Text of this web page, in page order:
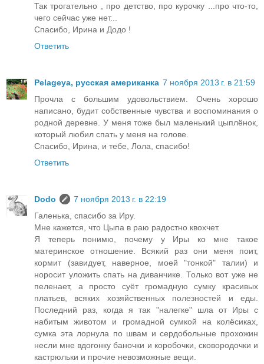
Так трогательно , про детство, про курочку ...про что-то,
чего сейчас уже нет...
Спасибо, Ирина и Додо !
Ответить
Pelageya, русская американка 7 ноября 2013 г. в 21:59
Прочла с большим удовольствием. Очень хорошо
написано, будит собственные чувства и воспоминания о
родной деревне. У меня тоже был маленький цыплёнок,
который любил спать у меня на голове.
Спасибо, Ирина, и тебе, Лола, спасибо!
Ответить
Dodo
7 ноября 2013 г. в 22:19
Галенька, спасибо за Иру.
Мне кажется, что Цыпа в раю радостно квохчет.
Я теперь понимю, почему у Иры ко мне такое
материнское отношение. Всякий раз они меня поит,
кормит (завидует, наверное, моей "тонкой" талии) и
норосит уложить спать на диванчике. Только вот уже не
пеленает, а просто суёт громадную сумку красивых
платьев, всяких хозяйственных полезностей и еды.
Последний раз, когда я так "налегке" шла от Иры с
набитым животом и громадной сумкой на колёсиках,
сумка эта лорнула по швам и сердобольные прохожин
несли мне вдогонку баночки и коробочки, сковородочки и
кастрюльки и прочие невозможные вещи.